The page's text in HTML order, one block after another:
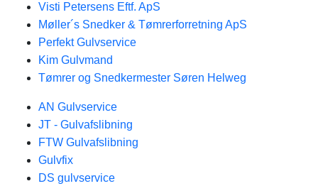
Visti Petersens Eftf. ApS
Møller´s Snedker & Tømrerforretning ApS
Perfekt Gulvservice
Kim Gulvmand
Tømrer og Snedkermester Søren Helweg
AN Gulvservice
JT - Gulvafslibning
FTW Gulvafslibning
Gulvfix
DS gulvservice